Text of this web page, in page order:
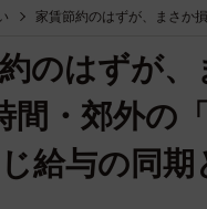
家賃節約のはずが、まさか
のはずが
間・郊外の
給与の同期